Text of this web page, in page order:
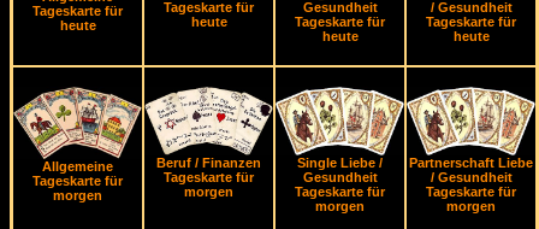
Tageskarte für
heute
Tageskarte für
heute
Gesundheit
Tageskarte für
heute
/ Gesundheit
Tageskarte für
heute
Allgemeine
Tageskarte für
morgen
Beruf / Finanzen
Tageskarte für
morgen
Single Liebe /
Gesundheit
Tageskarte für
morgen
Partnerschaft Liebe
/ Gesundheit
Tageskarte für
morgen